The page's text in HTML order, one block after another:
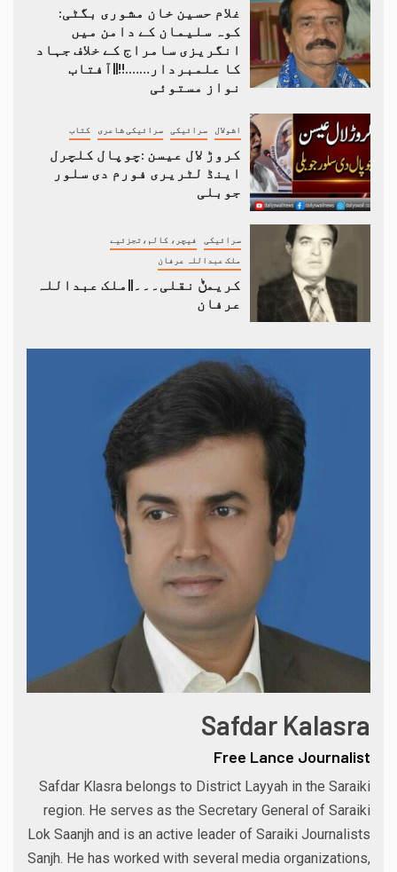
غلام حسین خان مشوری بگٹی:
کوہ سلیمان کے دامن میں
انگریزی سامراج کے خلاف جہاد
کا علمبردار…….!!||آفتاب
نواز مستوئی
اشولال سرائیکی سرائیکی شاعری کتاب
کروڑ لال عیسن :چوپال کلچرل
اینڈ لٹریری فورم دی سلور
جوبلی
سرائیکی فیچر، کالم،تجزئیے
ملک عبداللہ عرفان
کریمݨ نقلی۔۔۔||ملک عبداللہ
عرفان
Safdar Kalasra
Free Lance Journalist
Safdar Klasra belongs to District Layyah in the Saraiki
region. He serves as the Secretary General of Saraiki
Lok Saanjh and is an active leader of Saraiki Journalists
Sanjh. He has worked with several media organizations,